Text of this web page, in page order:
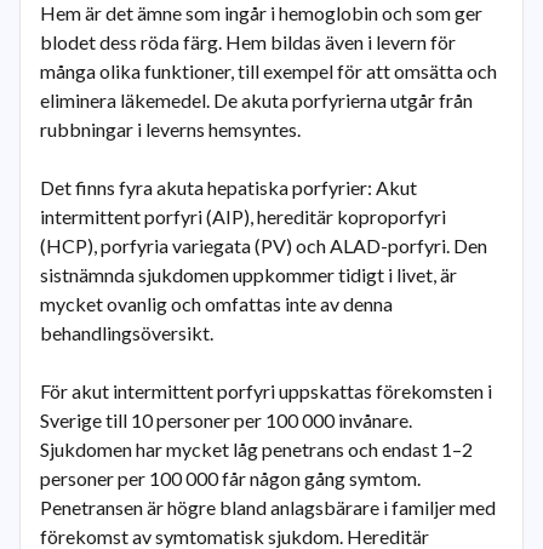
Hem är det ämne som ingår i hemoglobin och som ger
blodet dess röda färg. Hem bildas även i levern för
många olika funktioner, till exempel för att omsätta och
eliminera läkemedel. De akuta porfyrierna utgår från
rubbningar i leverns hemsyntes.
Det finns fyra akuta hepatiska porfyrier: Akut
intermittent porfyri (AIP), hereditär koproporfyri
(HCP), porfyria variegata (PV) och ALAD-porfyri. Den
sistnämnda sjukdomen uppkommer tidigt i livet, är
mycket ovanlig och omfattas inte av denna
behandlingsöversikt.
För akut intermittent porfyri uppskattas förekomsten i
Sverige till 10 personer per 100 000 invånare.
Sjukdomen har mycket låg penetrans och endast 1–2
personer per 100 000 får någon gång symtom.
Penetransen är högre bland anlagsbärare i familjer med
förekomst av symtomatisk sjukdom. Hereditär